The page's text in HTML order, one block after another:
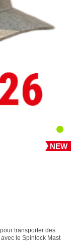
NEW
transporter des
le Spinlock Mast